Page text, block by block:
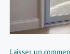
Laisser un